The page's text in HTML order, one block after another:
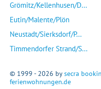
Grömitz/Kellenhusen/D...
Eutin/Malente/Plön
Neustadt/Sierksdorf/P...
Timmendorfer Strand/S...
© 1999 - 2026 bysecra
ferienwohnungen.de